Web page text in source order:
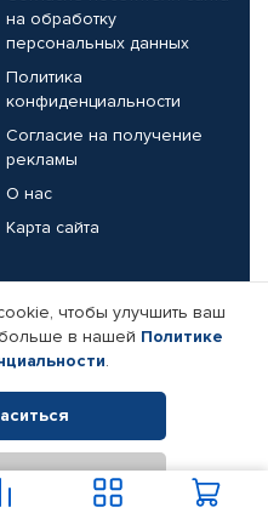
на обработку
персональных данных
Политика
конфиденциальности
Согласие на получение
рекламы
О нас
Карта сайта
Реквизиты компании
Все права защищены.
Автопрофи.
чтобы улучшить ваш
больше в нашей Политике
.